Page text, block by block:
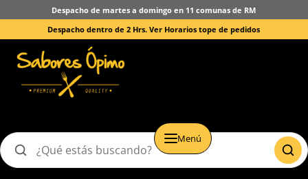
Despacho de martes a domingo en 11 comunas de RM
Despacho dentro de 2 Hrs.Ver Horarios tope de pedidos
Menú
Buscar